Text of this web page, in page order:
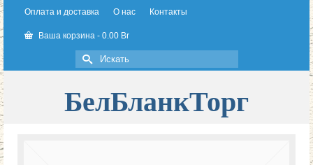
Оплата и доставка О нас Контакты
Ваша корзина - 0.00 Br
Искать:
БелБланкТорг